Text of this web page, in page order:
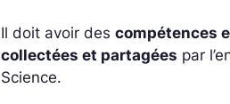
Il doit avoir descompétences
collectées et partagées par
Science.